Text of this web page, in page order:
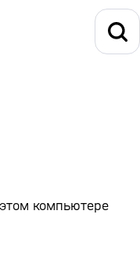
компьютере